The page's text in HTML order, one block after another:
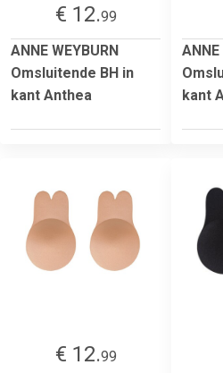
€ 12.99
ANNE WEYBURN
Omsluitende BH in
kant Anthea
ANNE
kant
€ 12.99